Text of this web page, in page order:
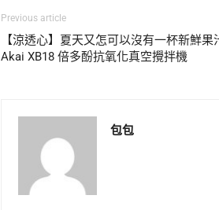
Previous article
【涼透心】夏天又怎可以沒有一杯新鮮果
Akai XB18 倍多酚抗氧化真空攪拌機
包包